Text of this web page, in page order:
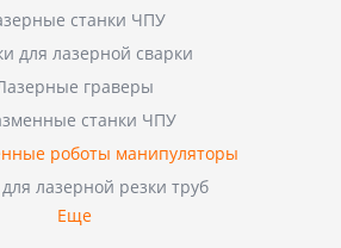
станки ЧПУ
для лазерной сварки
граверы
станки ЧПУ
роботы манипуляторы
лазерной резки труб
Еще